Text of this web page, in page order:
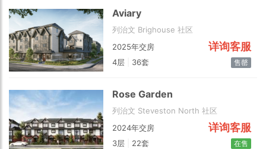
Satellite
Traffic conditions
Show traffic incidents
Aviary
列治文 Brighouse 社区
2025年交房
详询客服
4层 36套 售罄
Rose Garden
列治文 Steveston North 社区
2024年交房
详询客服
3层 22套 在售